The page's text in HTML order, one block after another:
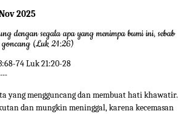
2025
dengan segala apa yang menimpa bumi ini, sebab
(Luk 21:26)
74 Luk 21:20-28
yang mengguncang dan membuat hati khawatir.
dan mungkin meninggal, karena kecemasan